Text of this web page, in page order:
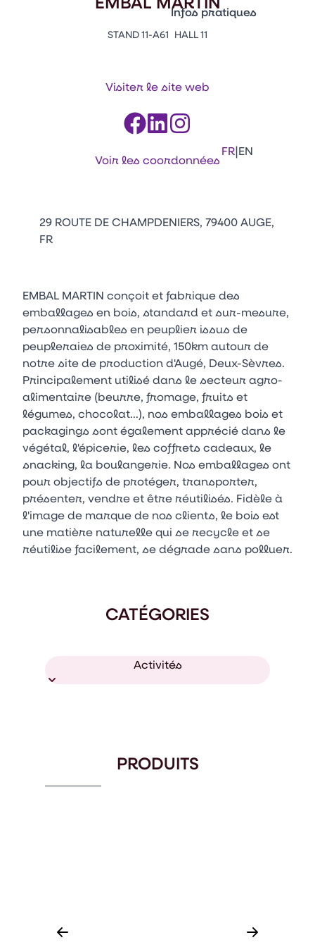
Vitrine Innovations
Emballages
Infos pratiques
Contacts
Appuyez sur Entrée pour
FR|EN
STAND 11-A61 HALL 11
Visiter le site web
Voir les coordonnées
29 ROUTE DE CHAMPDENIERS, 79400 AUGE,
FR
EMBAL MARTIN conçoit et fabrique des
emballages en bois, standard et sur-mesure,
personnalisables en peuplier issus de
peupleraies de proximité, 150km autour de
notre site de production d'Augé, Deux-Sèvres.
Principalement utilisé dans le secteur agro-
alimentaire (beurre, fromage, fruits et
légumes, chocolat...), nos emballages bois et
packagings sont également apprécié dans le
végétal, l'épicerie, les coffrets cadeaux, le
snacking, la boulangerie. Nos emballages ont
pour objectifs de protéger, transporter,
présenter, vendre et être réutilisés. Fidèle à
l'image de marque de nos clients, le bois est
une matière naturelle qui se recycle et se
réutilise facilement, se dégrade sans polluer.
CATÉGORIES
Activités
PRODUITS